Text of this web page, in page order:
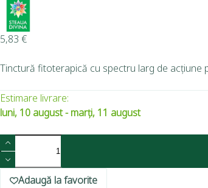
5,83 €
Tinctură fitoterapică cu spectru larg de
Estimare livrare:
luni, 10 august - marți, 11 august
Adaugă la favorite